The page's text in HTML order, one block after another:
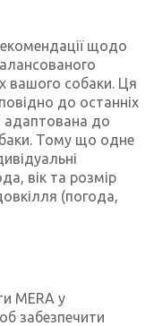
щодо
вашого собаки. Ця
до останніх
адаптована до
Тому що одне
вік та розмір
(погода,
MERA у
забезпечити